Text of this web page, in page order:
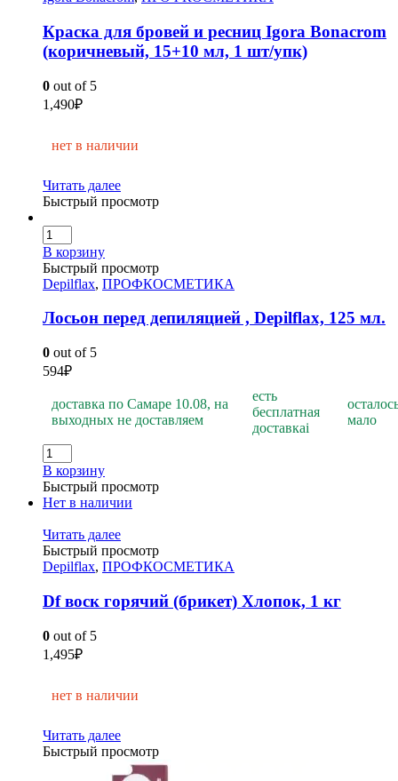
Краска для бровей и ресниц Igora Bonacrom
(коричневый, 15+10 мл, 1 шт/упк)
0 out of 5
1,490₽
нет в наличии
Читать далее
Быстрый просмотр
В корзину
Быстрый просмотр
Depilflax, ПРОФКОСМЕТИКА
Лосьон перед депиляцией , Depilflах, 125 мл.
0 out of 5
594₽
доставка по Самаре 10.08, на
выходных не доставляем
есть
бесплатная
доставкаi
мало
В корзину
Быстрый просмотр
Нет в наличии
Читать далее
Быстрый просмотр
Depilflax, ПРОФКОСМЕТИКА
Df воск горячий (брикет) Хлопок, 1 кг
0 out of 5
1,495₽
нет в наличии
Читать далее
Быстрый просмотр